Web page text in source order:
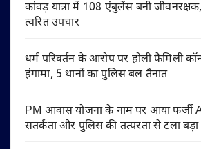
कांवड़ यात्रा में 108 एंबुलेंस बनी
त्वरित उपचार
धर्म परिवर्तन के आरोप पर होली फैमिली
हंगामा, 5 थानों का पुलिस बल तैनात
PM आवास योजना के नाम पर आया फर्जी
सतर्कता और पुलिस की तत्परता से टला बड़ा